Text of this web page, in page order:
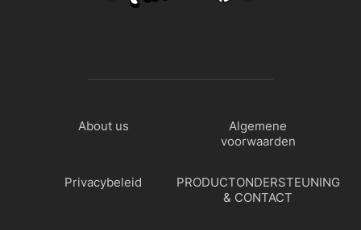
About us
Algemene
voorwaarden
Privacybeleid
PRODUCTONDERSTEUNING
& CONTACT